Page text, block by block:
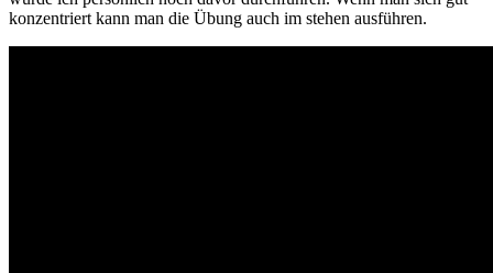
konzentriert kann man die Übung auch im stehen ausführen.